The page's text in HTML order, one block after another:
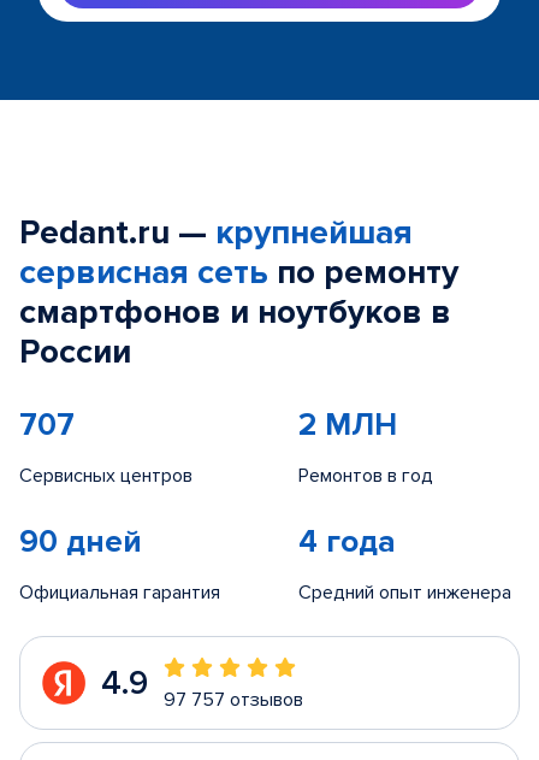
Pedant.ru — крупнейшая
сервисная сеть по ремонту
смартфонов и ноутбуков в
России
707
Сервисных центров
2 МЛН
Ремонтов в год
90 дней
Официальная гарантия
4 года
Средний опыт инженера
4.9 97 757 отзывов